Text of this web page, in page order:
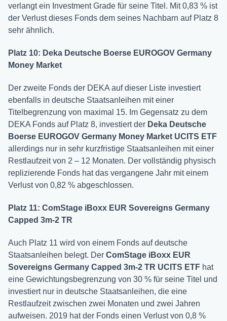
verlangt ein Investment Grade für seine Titel. Mit 0,83 % ist
der Verlust dieses Fonds dem seines Nachbarn auf Platz 8
sehr ähnlich.
Platz 10: Deka Deutsche Boerse EUROGOV Germany
Money Market
Der zweite Fonds der DEKA auf dieser Liste investiert
ebenfalls in deutsche Staatsanleihen mit einer
Titelbegrenzung von maximal 15. Im Gegensatz zu dem
DEKA Fonds auf Platz 8, investiert der Deka Deutsche
Boerse EUROGOV Germany Money Market UCITS ETF
allerdings nur in sehr kurzfristige Staatsanleihen mit einer
Restlaufzeit von 2 – 12 Monaten. Der vollständig physisch
replizierende Fonds hat das vergangene Jahr mit einem
Verlust von 0,82 % abgeschlossen.
Platz 11: ComStage iBoxx EUR Sovereigns Germany
Capped 3m-2 TR
Auch Platz 11 wird von einem Fonds auf deutsche
Staatsanleihen belegt. Der ComStage iBoxx EUR
Sovereigns Germany Capped 3m-2 TR UCITS ETF hat
eine Gewichtungsbegrenzung von 30 % für seine Titel und
investiert nur in deutsche Staatsanleihen, die eine
Restlaufzeit zwischen zwei Monaten und zwei Jahren
aufweisen. 2019 hat der Fonds einen Verlust von 0,8 %